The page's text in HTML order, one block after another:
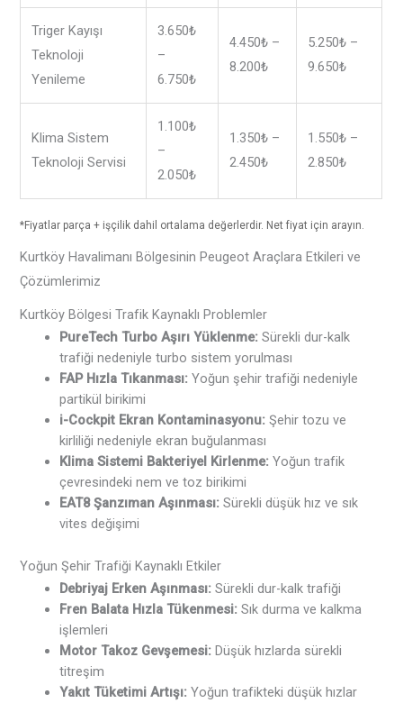
Triger Kayışı
Teknoloji
Yenileme
3.650₺
–
6.750₺
4.450₺ –
8.200₺
5.250₺ –
9.650₺
Klima Sistem
Teknoloji Servisi
1.100₺
–
2.050₺
1.350₺ –
2.450₺
1.550₺ –
2.850₺
*Fiyatlar parça + işçilik dahil ortalama değerlerdir. Net fiyat için arayın.
Kurtköy Havalimanı Bölgesinin Peugeot Araçlara Etkileri ve
Çözümlerimiz
Kurtköy Bölgesi Trafik Kaynaklı Problemler
PureTech Turbo Aşırı Yüklenme: Sürekli dur-kalk
trafiği nedeniyle turbo sistem yorulması
FAP Hızla Tıkanması: Yoğun şehir trafiği nedeniyle
partikül birikimi
i-Cockpit Ekran Kontaminasyonu: Şehir tozu ve
kirliliği nedeniyle ekran buğulanması
Klima Sistemi Bakteriyel Kirlenme: Yoğun trafik
çevresindeki nem ve toz birikimi
EAT8 Şanzıman Aşınması: Sürekli düşük hız ve sık
vites değişimi
Yoğun Şehir Trafiği Kaynaklı Etkiler
Debriyaj Erken Aşınması: Sürekli dur-kalk trafiği
Fren Balata Hızla Tükenmesi: Sık durma ve kalkma
işlemleri
Motor Takoz Gevşemesi: Düşük hızlarda sürekli
titreşim
Yakıt Tüketimi Artışı: Yoğun trafikteki düşük hızlar